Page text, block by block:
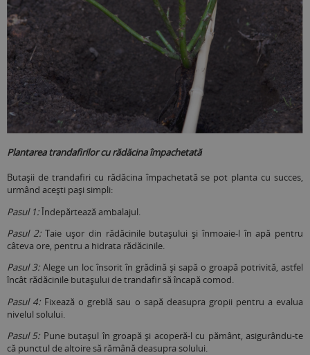
Plantarea trandafirilor cu rădăcina împachetată
Butașii de trandafiri cu rădăcina împachetată se pot planta cu succes,
urmând acești pași simpli:
Pasul 1:Îndepărtează ambalajul.
Pasul 2:Taie ușor din rădăcinile butașului și înmoaie-l în apă pentru
câteva ore, pentru a hidrata rădăcinile.
Pasul 3: Alege un loc însorit în grădină și sapă o groapă potrivită, astfel
încât rădăcinile butașului de trandafir să încapă comod.
Pasul 4: Fixează o greblă sau o sapă deasupra gropii pentru a evalua
nivelul solului.
Pasul 5: Pune butașul în groapă și acoperă-l cu pământ, asigurându-te
că punctul de altoire să rămână deasupra solului.